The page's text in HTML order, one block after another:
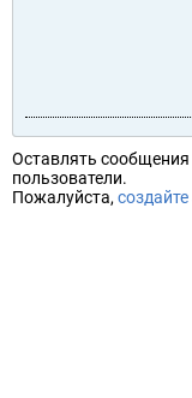
Оставлять
пользователи.
Пожалуйста,